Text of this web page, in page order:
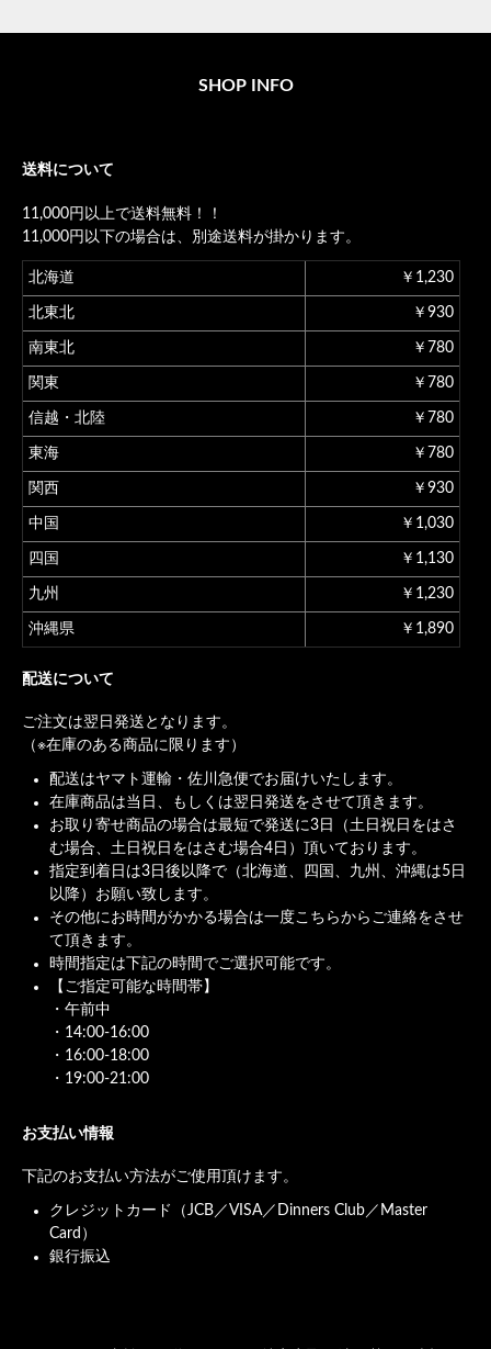
SHOP INFO
送料について
11,000円以上で送料無料！！
11,000円以下の場合は、別途送料が掛かります。
北海道 ￥1,230
北東北 ￥930
南東北 ￥780
関東 ￥780
信越・北陸 ￥780
東海 ￥780
関西 ￥930
中国 ￥1,030
四国 ￥1,130
九州 ￥1,230
沖縄県 ￥1,890
配送について
ご注文は翌日発送となります。
（※在庫のある商品に限ります）
配送はヤマト運輸・佐川急便でお届けいたします。
在庫商品は当日、もしくは翌日発送をさせて頂きます。
お取り寄せ商品の場合は最短で発送に3日（土日祝日をはさ
む場合、土日祝日をはさむ場合4日）頂いております。
指定到着日は3日後以降で（北海道、四国、九州、沖縄は5日
以降）お願い致します。
その他にお時間がかかる場合は一度こちらからご連絡をさせ
て頂きます。
時間指定は下記の時間でご選択可能です。
【ご指定可能な時間帯】
・午前中
・14:00-16:00
・16:00-18:00
・19:00-21:00
お支払い情報
下記のお支払い方法がご使用頂けます。
クレジットカード（JCB／VISA／Dinners Club／Master
Card）
銀行振込